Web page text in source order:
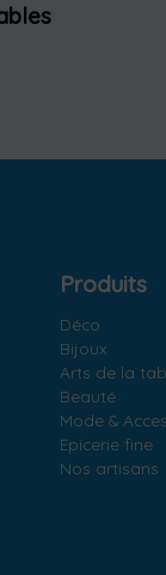
Produits
Déco
Bijoux
Arts de la
Beauté
Mode &
Epicerie fine
Nos artisans